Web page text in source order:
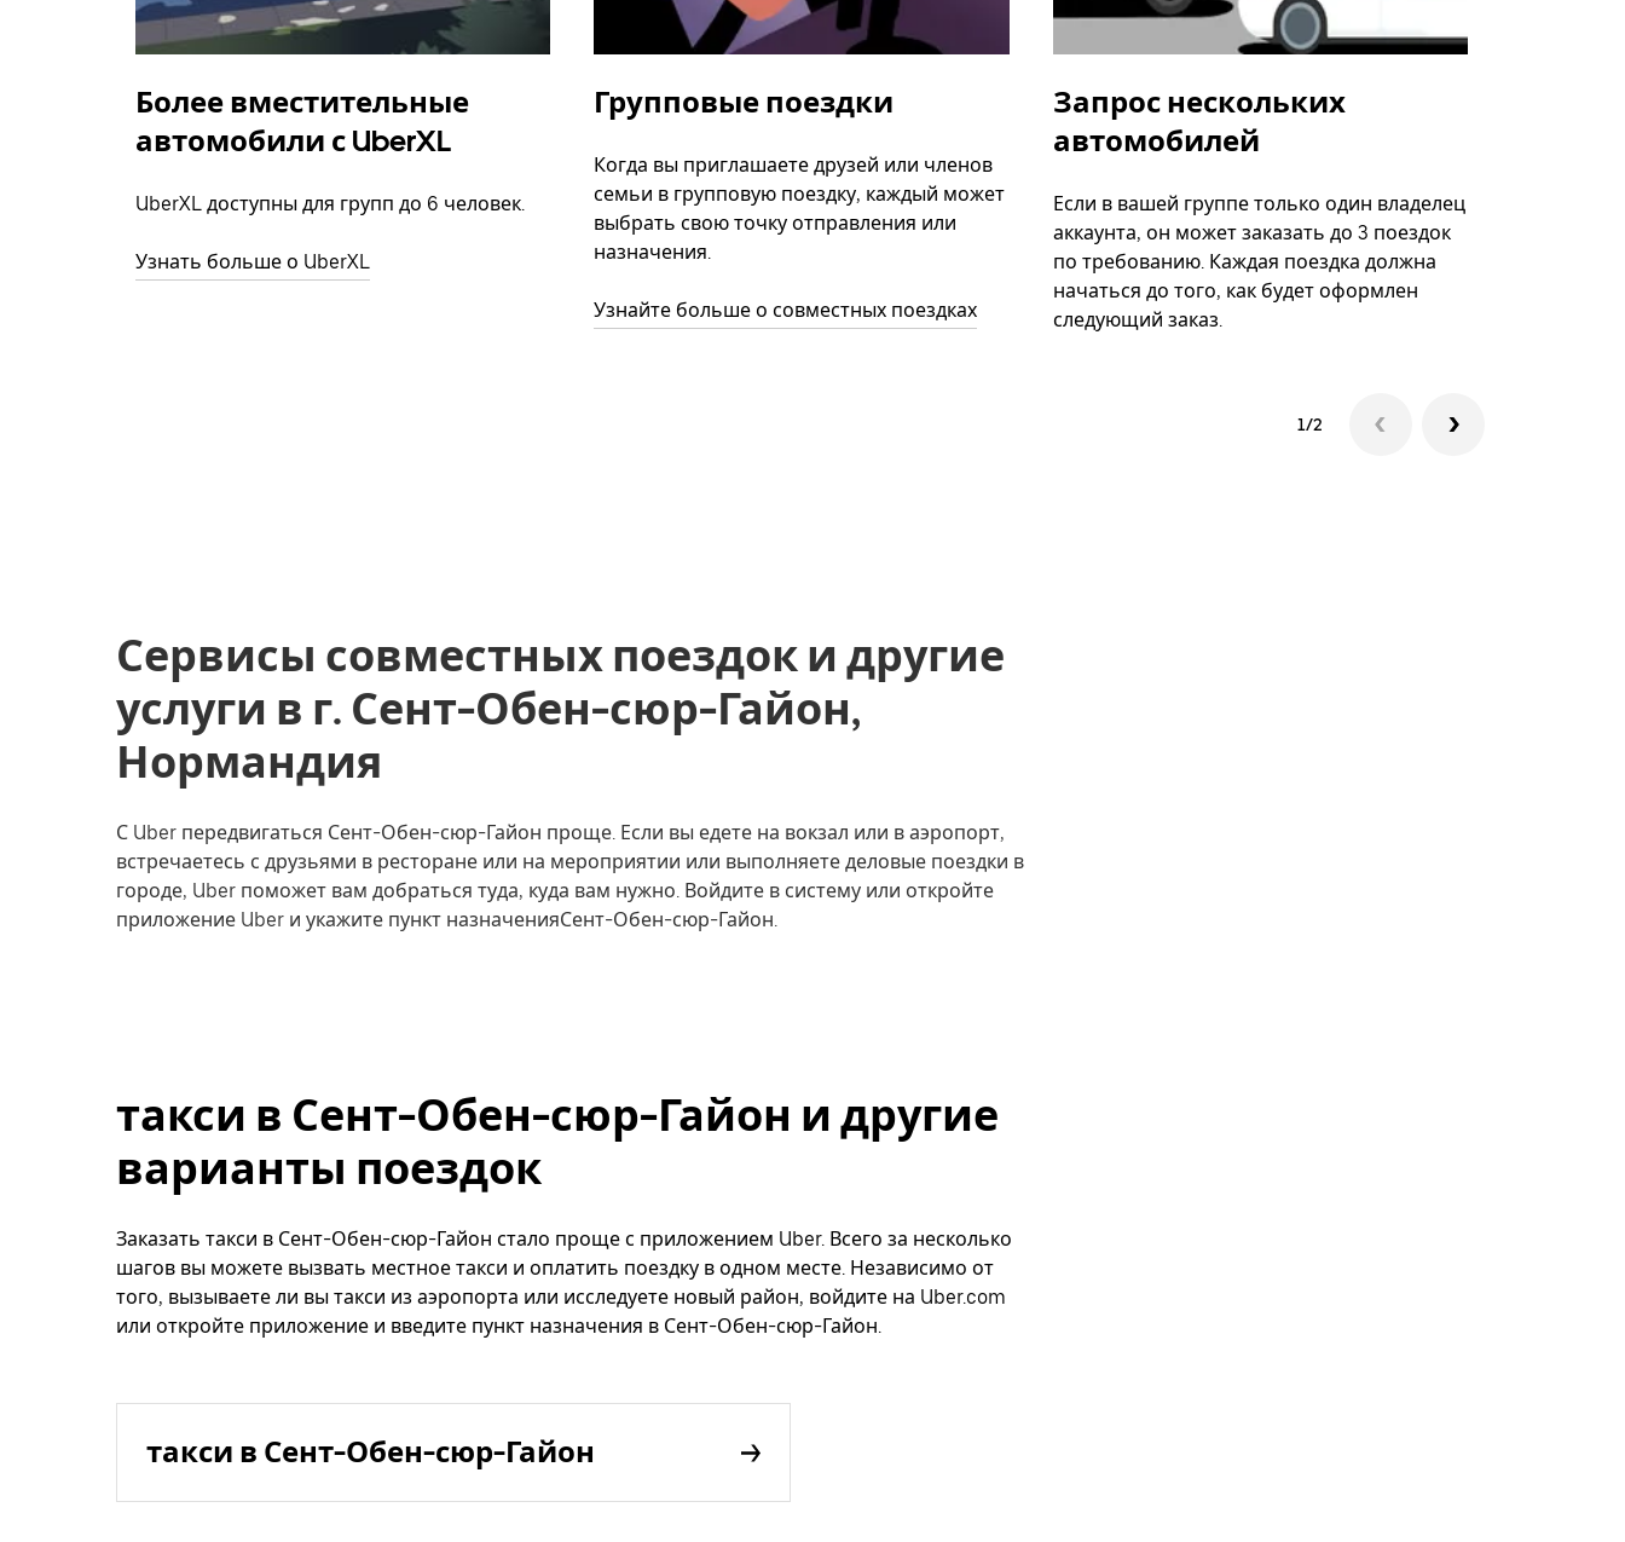
Более вместительные
автомобили с UberXL
UberXL доступны для групп до 6 человек.
Узнать больше о UberXL
Групповые поездки
Когда вы приглашаете друзей или членов
семьи в групповую поездку, каждый может
выбрать свою точку отправления или
назначения.
Узнайте больше о совместных поездках
Запрос нескольких
автомобилей
Если в вашей группе только один владелец
аккаунта, он может заказать до 3 поездок
по требованию. Каждая поездка должна
начаться до того, как будет оформлен
следующий заказ.
1/2
Сервисы совместных поездок и другие
услуги в г. Сент-Обен-сюр-Гайон,
Нормандия
С Uber передвигаться Сент-Обен-сюр-Гайон проще. Если вы едете на вокзал или в аэропорт,
встречаетесь с друзьями в ресторане или на мероприятии или выполняете деловые поездки в
городе, Uber поможет вам добраться туда, куда вам нужно. Войдите в систему или откройте
приложение Uber и укажите пункт назначенияСент-Обен-сюр-Гайон.
такси в Сент-Обен-сюр-Гайон и другие
варианты поездок
Заказать такси в Сент-Обен-сюр-Гайон стало проще с приложением Uber. Всего за несколько
шагов вы можете вызвать местное такси и оплатить поездку в одном месте. Независимо от
того, вызываете ли вы такси из аэропорта или исследуете новый район, войдите на Uber.com
или откройте приложение и введите пункт назначения в Сент-Обен-сюр-Гайон.
такси в Сент-Обен-сюр-Гайон